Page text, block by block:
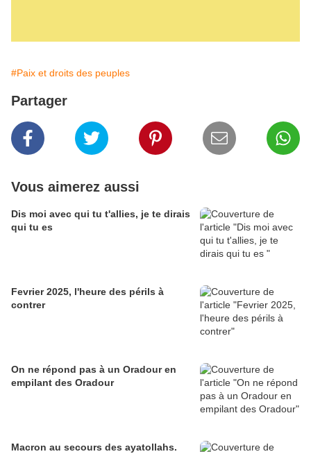
#Paix et droits des peuples
Partager
Vous aimerez aussi
Dis moi avec qui tu t'allies, je te dirais
qui tu es
Fevrier 2025, l'heure des périls à
contrer
On ne répond pas à un Oradour en
empilant des Oradour
Macron au secours des ayatollahs.